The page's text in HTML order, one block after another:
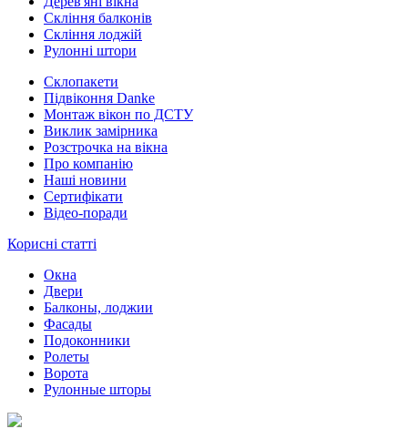
Скління балконів
Скління лоджій
Рулонні штори
Склопакети
Підвіконня Danke
Монтаж вікон по ДСТУ
Виклик замірника
Розстрочка на вікна
Про компанію
Наші новини
Сертифікати
Відео-поради
Корисні статті
Окна
Двери
Балконы, лоджии
Фасады
Подоконники
Ролеты
Ворота
Рулонные шторы